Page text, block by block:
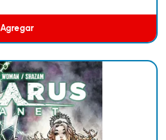
Agregar